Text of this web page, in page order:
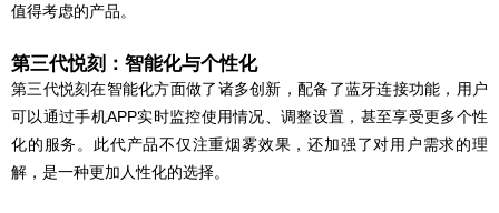
值得考虑的产品。
第三代悦刻：智能化与个性化
第三代悦刻在智能化方面做了诸多创新，配备了蓝牙连接功能，用户
可以通过手机APP实时监控使用情况、调整设置，甚至享受更多个性
化的服务。此代产品不仅注重烟雾效果，还加强了对用户需求的理
解，是一种更加人性化的选择。